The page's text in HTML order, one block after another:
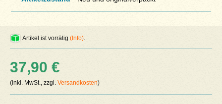
Artikel ist vorrätig(Info)
37,90 €
(inkl. MwSt., zzgl.Versandkosten)